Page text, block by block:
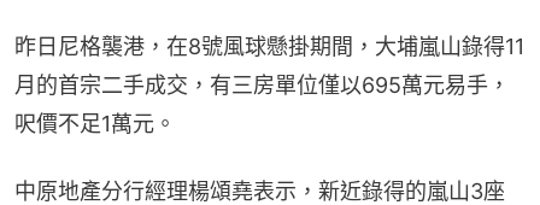
昨日尼格襲港，在8號風球懸掛期間，大埔嵐山錄得11
月的首宗二手成交，有三房單位僅以695萬元易手，
呎價不足1萬元。
中原地產分行經理楊頌堯表示，新近錄得的嵐山3座